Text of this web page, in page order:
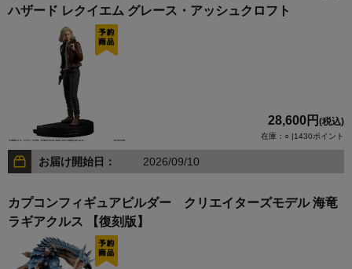
ハザード レクイエム グレース・アッシュクロフト
28,600円 (税込)
在庫：○ |1430ポイント
お届け開始日： 2026/09/10
カプコンフィギュアビルダー クリエイターズモデル 海竜
ラギアクルス 【復刻版】